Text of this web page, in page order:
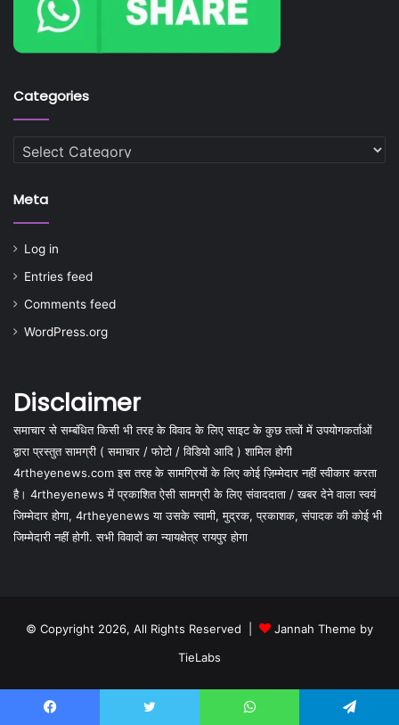
Categories
Categories
Meta
Log in
Entries feed
Comments feed
WordPress.org
Disclaimer
समाचार से सम्बंधित किसी भी तरह के विवाद के लिए साइट के कुछ तत्वों में उपयोगकर्ताओं
द्वारा प्रस्तुत सामग्री ( समाचार / फोटो / विडियो आदि ) शामिल होगी
4rtheyenews.com इस तरह के सामग्रियों के लिए कोई ज़िम्मेदार नहीं स्वीकार करता
है। 4rtheyenews में प्रकाशित ऐसी सामग्री के लिए संवाददाता / खबर देने वाला स्वयं
जिम्मेदार होगा, 4rtheyenews या उसके स्वामी, मुद्रक, प्रकाशक, संपादक की कोई भी
जिम्मेदारी नहीं होगी. सभी विवादों का न्यायक्षेत्र रायपुर होगा
© Copyright 2026, All Rights Reserved |
Jannah Theme by
TieLabs